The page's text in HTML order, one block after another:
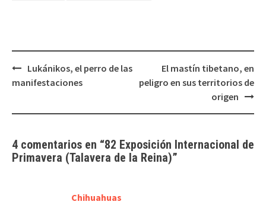
Navegación
de
Lukánikos, el perro de las
manifestaciones
El mastín tibetano, en
peligro en sus territorios de
origen
4 comentarios en “82 Exposición Internacional de
Primavera (Talavera de la Reina)”
Chihuahuas